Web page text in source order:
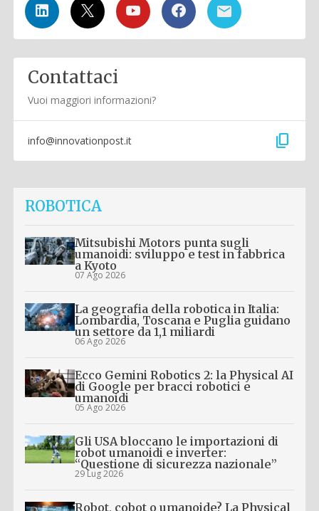
Contattaci
Vuoi maggiori informazioni?
info@innovationpost.it content_copy
ROBOTICA
Mitsubishi Motors punta sugli
umanoidi: sviluppo e test in fabbrica
a Kyoto
07 Ago 2026
La geografia della robotica in Italia:
Lombardia, Toscana e Puglia guidano
un settore da 1,1 miliardi
06 Ago 2026
Ecco Gemini Robotics 2: la Physical AI
di Google per bracci robotici e
umanoidi
05 Ago 2026
Gli USA bloccano le importazioni di
robot umanoidi e inverter:
“Questione di sicurezza nazionale”
29 Lug 2026
Robot, cobot o umanoide? La Physical